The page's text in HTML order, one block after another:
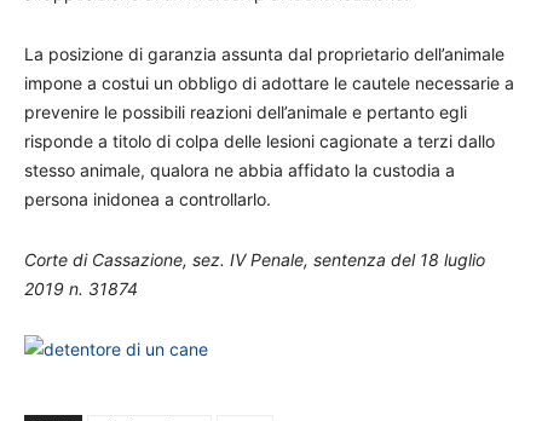
La posizione di garanzia assunta dal proprietario dell’animale
impone a costui un obbligo di adottare le cautele necessarie a
prevenire le possibili reazioni dell’animale e pertanto egli
risponde a titolo di colpa delle lesioni cagionate a terzi dallo
stesso animale, qualora ne abbia affidato la custodia a
persona inidonea a controllarlo.
Corte di Cassazione, sez. IV Penale, sentenza del 18 luglio
2019 n. 31874